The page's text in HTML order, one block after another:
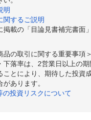
明
関するご説明
載の「目論見書補完書
品の取引に関する重要事項
下落率は、2営業日以上の
とにより、期待した投
あります。
の投資リスクについて